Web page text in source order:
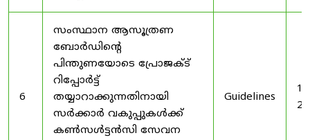
6
സംസ്ഥാന ആസൂത്രണ
ബോർഡിൻ്റെ
പിന്തുണയോടെ പ്രോജക്ട്
റിപ്പോർട്ട്
തയ്യാറാക്കുന്നതിനായി
സർക്കാർ വകുപ്പുകൾക്ക്
കൺസൾട്ടൻസി സേവന
Guidelines